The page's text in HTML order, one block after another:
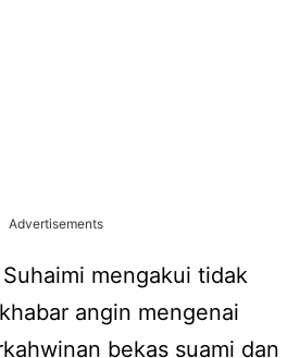
Advertisements
Suhaimi mengakui tidak
angin mengenai
bekas suami dan